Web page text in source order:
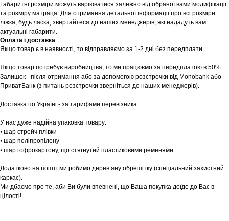
Габаритні розміри можуть варіюватися залежно від обраної вами модифікації
та розміру матраца. Для отримання детальної інформації про всі розміри
ліжка, будь ласка, звертайтеся до наших менеджерів, які нададуть вам
актуальні габарити.
Оплата і доставка
Якщо товар є в наявності, то відправляємо за 1-2 дні без передплати.
Якщо товар потребує виробництва, то ми працюємо за передплатою в 50%.
Залишок - після отримання або за допомогою розстрочки від Monobank або
ПриватБанк (з питань розстрочки зверніться до наших менеджерів).
Доставка по Україні - за тарифами перевізника.
У нас дуже надійна упаковка товару:
⦁ шар стрейч плівки
⦁ шар поліпропілену
⦁ шар гофрокартону, що стягнутий пластиковими ременями.
Додатково на пошті ми робимо дерев’яну обрешітку (спеціальний захистний
каркас).
Ми дбаємо про те, аби Ви були впевнені, що Ваша покупка доїде до Вас в
цілості!